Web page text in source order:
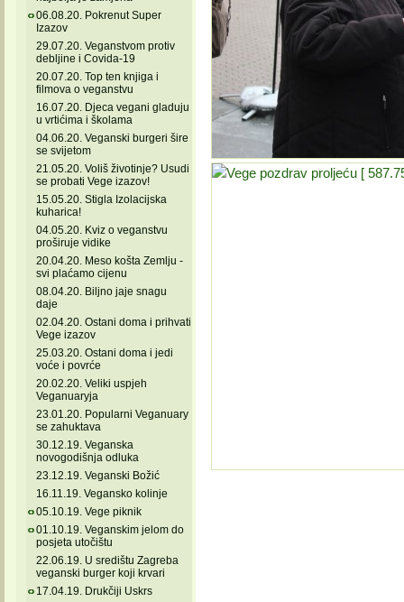
06.08.20. Pokrenut Super
Izazov
29.07.20. Veganstvom protiv
debljine i Covida-19
20.07.20. Top ten knjiga i
filmova o veganstvu
16.07.20. Djeca vegani gladuju
u vrtićima i školama
04.06.20. Veganski burgeri šire
se svijetom
21.05.20. Voliš životinje? Usudi
se probati Vege izazov!
15.05.20. Stigla Izolacijska
kuharica!
04.05.20. Kviz o veganstvu
proširuje vidike
20.04.20. Meso košta Zemlju -
svi plaćamo cijenu
08.04.20. Biljno jaje snagu
daje
02.04.20. Ostani doma i prihvati
Vege izazov
25.03.20. Ostani doma i jedi
voće i povrće
20.02.20. Veliki uspjeh
Veganuaryja
23.01.20. Popularni Veganuary
se zahuktava
30.12.19. Veganska
novogodišnja odluka
23.12.19. Veganski Božić
16.11.19. Vegansko kolinje
05.10.19. Vege piknik
01.10.19. Veganskim jelom do
posjeta utočištu
22.06.19. U središtu Zagreba
veganski burger koji krvari
17.04.19. Drukčiji Uskrs